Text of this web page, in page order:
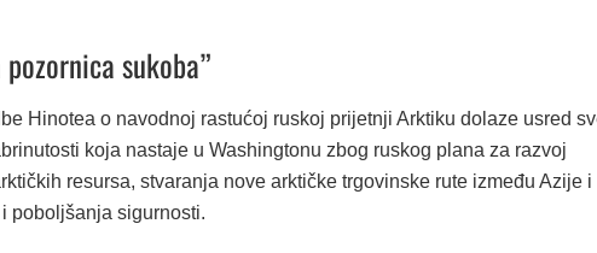
pozornica sukoba”
Hinotea o navodnoj rastućoj ruskoj prijetnji Arktiku dolaze usred
koja nastaje u Washingtonu zbog ruskog plana za razvoj
resursa, stvaranja nove arktičke trgovinske rute između Azije i
poboljšanja sigurnosti.